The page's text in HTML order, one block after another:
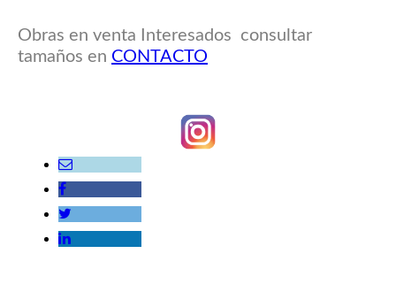
Obras en venta Interesados consultar
tamaños en CONTACTO